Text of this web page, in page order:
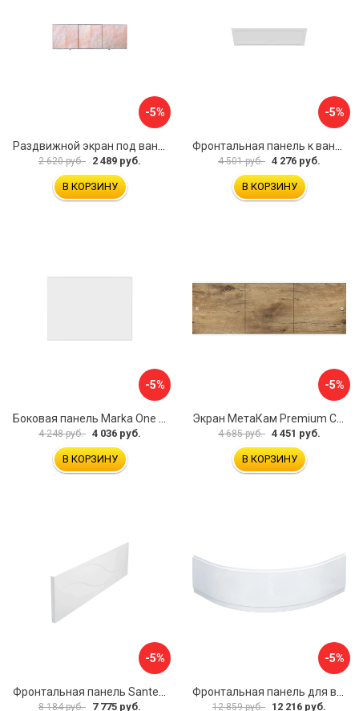
-5%
2 620 руб. 2 489 руб.
В КОРЗИНУ
-5%
4 501 руб. 4 276 руб.
В КОРЗИНУ
-5%
Боковая панель Marka One Flat 80 MG L 02бфл80мгл
4 248 руб. 4 036 руб.
В КОРЗИНУ
-5%
Экран МетаКам Premium Collection 4650208860133
4 685 руб. 4 451 руб.
В КОРЗИНУ
-5%
8 184 руб. 7 775 руб.
-5%
12 859 руб. 12 216 руб.